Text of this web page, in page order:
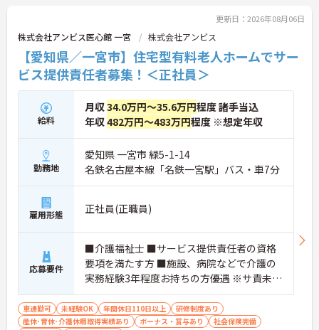
更新日：2026年08月06日
株式会社アンビス医心館 一宮 株式会社アンビス
【愛知県／一宮市】住宅型有料老人ホームでサー
ビス提供責任者募集！＜正社員＞
給料
月収34.0万円～35.6万円程度 諸手当込
年収482万円～483万円程度 ※想定年収
勤務地
愛知県 一宮市 緑5-1-14
名鉄名古屋本線「名鉄一宮駅」バス・車7分
雇用形態 正社員(正職員)
応募要件
■介護福祉士 ■サービス提供責任者の資格
要項を満たす方 ■施設、病院などで介護の
実務経験3年程度お持ちの方優遇 ※サ責未経
験スタートの実績多数
車通勤可 未経験OK 年間休日110日以上
研修制度あり
産休･育休･介護休暇取得実績あり
ボーナス・賞与あり
社会保険完備